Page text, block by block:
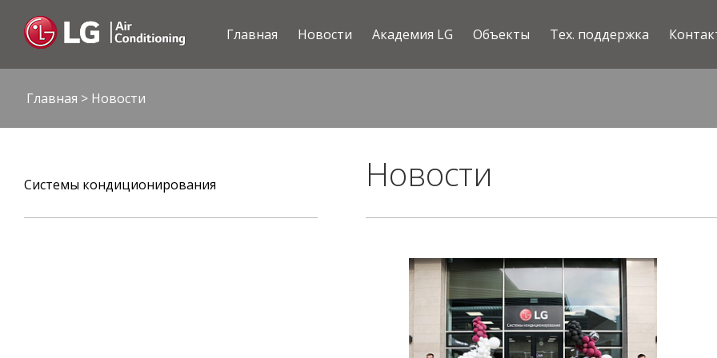
Главная Новости Академия LG Объекты Тех. поддержка
Главная > Новости
Системы кондиционирования Новости